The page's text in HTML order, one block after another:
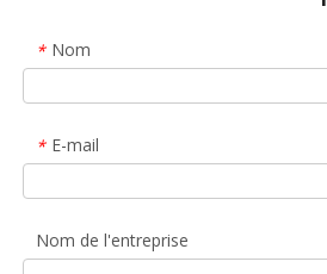
* Nom
* E-mail
Nom de l'entreprise